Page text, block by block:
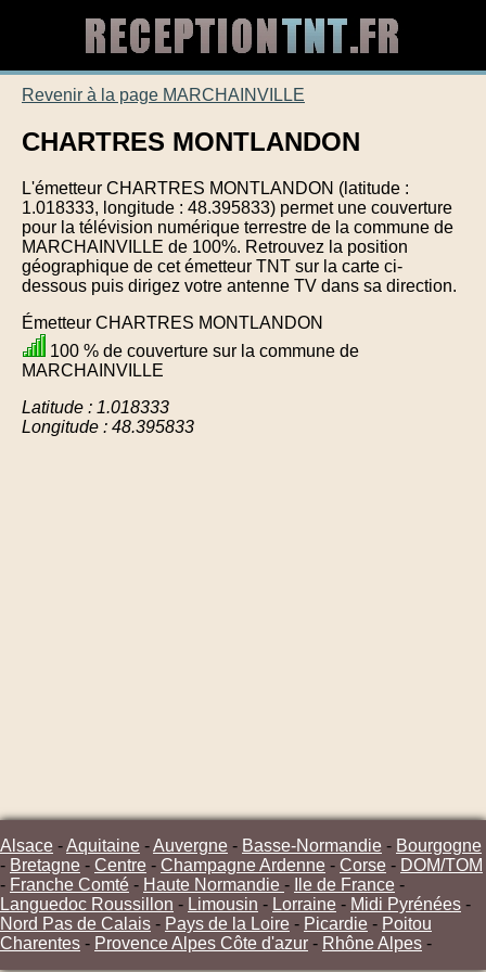
Revenir à la page MARCHAINVILLE
CHARTRES MONTLANDON
L'émetteur CHARTRES MONTLANDON (latitude :
1.018333, longitude : 48.395833) permet une couverture
pour la télévision numérique terrestre de la commune de
MARCHAINVILLE de 100%. Retrouvez la position
géographique de cet émetteur TNT sur la carte ci-
dessous puis dirigez votre antenne TV dans sa direction.
Émetteur CHARTRES MONTLANDON
100 % de couverture sur la commune de
MARCHAINVILLE
Latitude : 1.018333
Longitude : 48.395833
Alsace -Aquitaine -Auvergne - Basse-Normandie - Bourgogne
- Bretagne - Centre - Champagne Ardenne - Corse - DOM/TOM
- Franche Comté - Haute Normandie - Ile de France -
Languedoc Roussillon - Limousin - Lorraine - Midi Pyrénées -
Nord Pas de Calais - Pays de la Loire - Picardie - Poitou
Charentes - Provence Alpes Côte d'azur - Rhône Alpes -